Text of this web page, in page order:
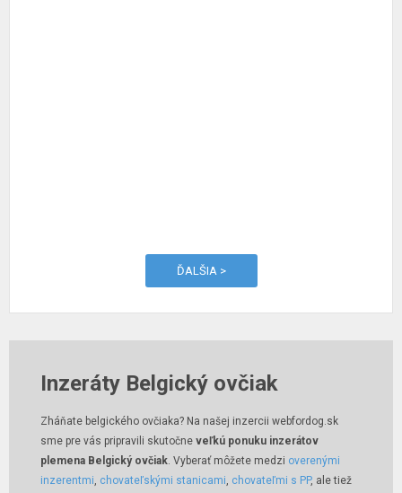
ĎALŠIA >
Inzeráty Belgický ovčiak
Zháňate belgického ovčiaka? Na našej inzercii webfordog.sk
sme pre vás pripravili skutočne veľkú ponuku inzerátov
plemena Belgický ovčiak. Vyberať môžete medzi overenými
inzerentmi, chovateľskými stanicami, chovateľmi s PP, ale tiež